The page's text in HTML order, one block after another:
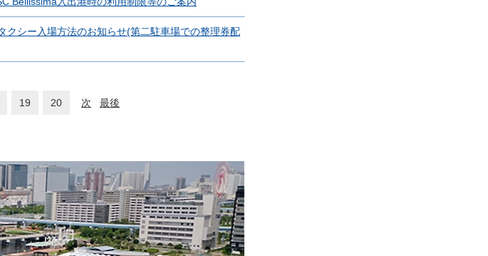
クシー入場方法のお知らせ(第二駐車場での整理券配
19 20 次 最後